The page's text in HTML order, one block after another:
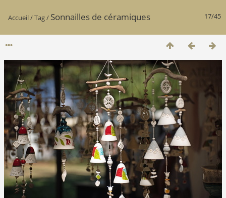
17/45
Accueil/Tag/ Sonnailles de céramiques